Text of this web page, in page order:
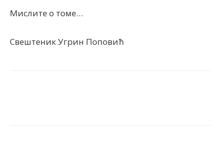
Мислите о томе…
Свештеник Угрин Поповић